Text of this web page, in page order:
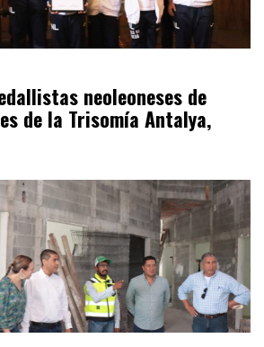
neoleoneses de
de la Trisomía Antalya,